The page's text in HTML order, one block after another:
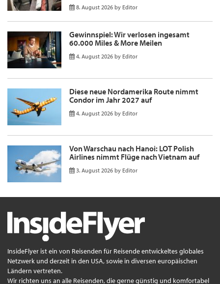
8. August 2026 by Editor
Gewinnspiel: Wir verlosen ingesamt
60.000 Miles & More Meilen
4. August 2026 by Editor
Diese neue Nordamerika Route nimmt
Condor im Jahr 2027 auf
4. August 2026 by Editor
Von Warschau nach Hanoi: LOT Polish
Airlines nimmt Flüge nach Vietnam auf
3. August 2026 by Editor
InsideFlyer ist ein von Reisenden für Reisende entwickeltes globales
Netzwerk und derzeit in den USA, sowie in diversen europäischen
Ländern vertreten.
Wir richten uns an alle Reisenden, die gerne günstig und komfortabel